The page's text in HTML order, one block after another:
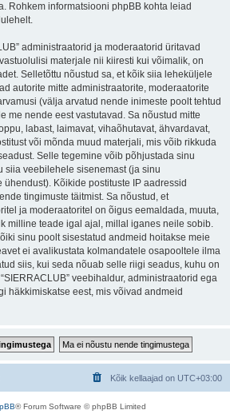
Rohkem informatsiooni phpBB kohta leiad
administraatorid ja moderaatorid üritavad
materjale nii kiiresti kui võimalik, on
Selletõttu nõustud sa, et kõik siia leheküljele
autorite mitte administraatorite, moderaatorite
(välja arvatud nende inimeste poolt tehtud
me nende eest vastutavad. Sa nõustud mitte
labast, laimavat, vihaõhutavat, ähvardavat,
või mõnda muud materjali, mis võib rikkuda
Selle tegemine võib põhjustada sinu
siia veebilehele sisenemast (ja sinu
Kõikide postituste IP aadressid
tingimuste täitmist. Sa nõustud, et
ja moderaatoritel on õigus eemaldada, muuta,
milline teade igal ajal, millal iganes neile sobib.
sinu poolt sisestatud andmeid hoitakse meie
ei avalikustata kolmandatele osapooltele ilma
siis, kui seda nõuab selle riigi seadus, kuhu on
veebihaldur, administraatorid ega
häkkimiskatse eest, mis võivad andmeid
Kõik kellaajad on UTC+03:00
® Forum Software © phpBB Limited